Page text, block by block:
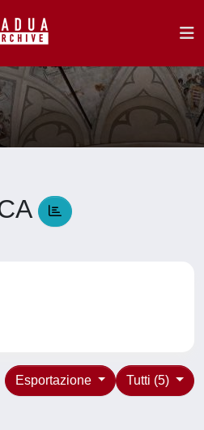
Tutti (5)
Esportazione